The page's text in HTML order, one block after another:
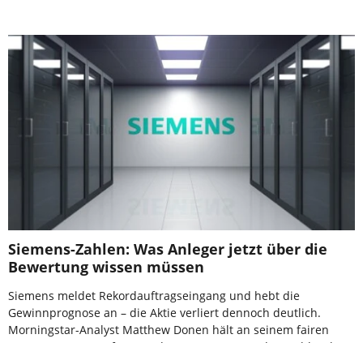
Siemens-Zahlen: Was Anleger jetzt über die
Bewertung wissen müssen
Siemens meldet Rekordauftragseingang und hebt die
Gewinnprognose an – die Aktie verliert dennoch deutlich.
Morningstar-Analyst Matthew Donen hält an seinem fairen